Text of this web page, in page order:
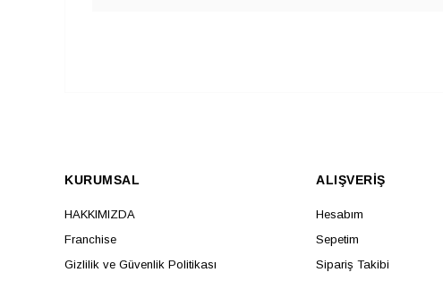
KURUMSAL
HAKKIMIZDA
Franchise
Gizlilik ve Güvenlik Politikası
ALIŞVERİŞ
Hesabım
Sepetim
Sipariş Takibi